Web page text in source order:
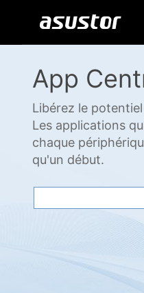
App
Libérez le potentiel
Les applications
chaque
qu'un début.